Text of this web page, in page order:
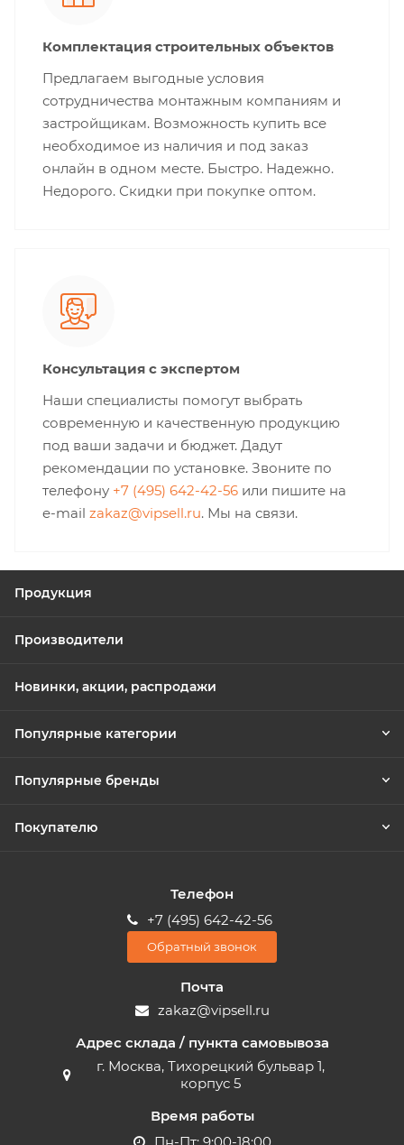
Комплектация строительных объектов
Предлагаем выгодные условия
сотрудничества монтажным компаниям и
застройщикам. Возможность купить все
необходимое из наличия и под заказ
онлайн в одном месте. Быстро. Надежно.
Недорого. Скидки при покупке оптом.
Консультация с экспертом
Наши специалисты помогут выбрать
современную и качественную продукцию
под ваши задачи и бюджет. Дадут
рекомендации по установке. Звоните по
телефону +7 (495) 642-42-56 или пишите на
e-mail zakaz@vipsell.ru. Мы на связи.
Продукция
Производители
Новинки, акции, распродажи
Популярные категории
Популярные бренды
Покупателю
Телефон
+7 (495) 642-42-56
Обратный звонок
Почта
zakaz@vipsell.ru
Адрес склада / пункта самовывоза
г. Москва, Тихорецкий бульвар 1,
корпус 5
Время работы